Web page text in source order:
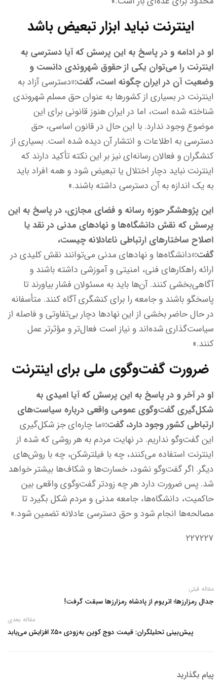
اینترنت نباید ابزار تبعیض باشد
او در ادامه و در پاسخ به این پرسش که آیا دسترسی به
اینترنت را می‌توان یکی از حقوق شهروندی دانست و
وضعیت آن در ایران چگونه است، گفت:«دسترسی آزاد به
اینترنت در بسیاری از کشورها به عنوان حق مسلم شهروندی
شناخته شده است، اما در ایران هنوز قانونی برای این
موضوع وجود ندارد. با این حال در قانون اساسی، حق
دسترسی به اطلاعات و انتشار آن دیده شده است. بسیاری از
کنشگران و فعالان رسانه‌ای نیز بر این نکته تأکید دارند که
اینترنت نباید دچار اختلال یا تبعیض شود و همه افراد باید
به یک اندازه به آن دسترسی داشته باشند.»
این پژوهشگر حوزه رسانه و فضای مجازی، در پاسخ به این
پرسش که نقش دانشگاه‌ها و نهادهای مدنی در نقد یا
اصلاح ساختارهای ارتباطی ناعادلانه چیست،
گفت:«دانشگاه‌ها و نهادهای مدنی می‌توانند نقش کلیدی در
ارائه راهکارهای فنی، امنیتی و آموزشی داشته باشند و
آگاهی‌بخشی کنند. آن‌ها باید به مسئولان فشار بیاورند تا
پاسخگو باشند و جامعه را برای کنشگری آگاه کنند. متأسفانه
در حال حاضر بخشی از این نهادها دچار بی‌تفاوتی و فاصله از
سیاست‌گذاری شده‌اند و نیاز است فعال‌تر و مؤثرتر عمل
کنند.»
ضرورت گفت‌وگوی ملی برای اینترنت
او در آخر و در پاسخ به این پرسش که آیا امیدی به
شکل‌گیری گفت‌وگوی عمومی واقعی درباره سیاست‌های
ارتباطی کشور وجود دارد، گفت:«ما چاره‌ای جز شکل‌گیری
این گفت‌وگو نداریم. در نهایت مردم به هر روشی که شده از
اینترنت استفاده می‌کنند، چه با فیلترشکن، چه با روش‌های
دیگر. اگر گفت‌وگو نشود، خسارت‌ها و شکاف‌ها بیشتر خواهد
شد. پس ضرورت دارد هر چه زودتر گفت‌وگوی واقعی بین
حاکمیت، دانشگاه‌ها، جامعه مدنی و مردم شکل بگیرد تا
مصالحه‌ها انجام شود و حق دسترسی عادلانه تضمین شود.»
۲۲۷۲۲۷
مقاله قبلی
جدال رمزارزها؛ اتریوم از پادشاه رمزارزها سبقت گرفت!
مقاله بعدی
پیش‌بینی تحلیلگران: قیمت دوج کوین به‌زودی ۵۰٪ افزایش می‌یابد
پیام بگذارید